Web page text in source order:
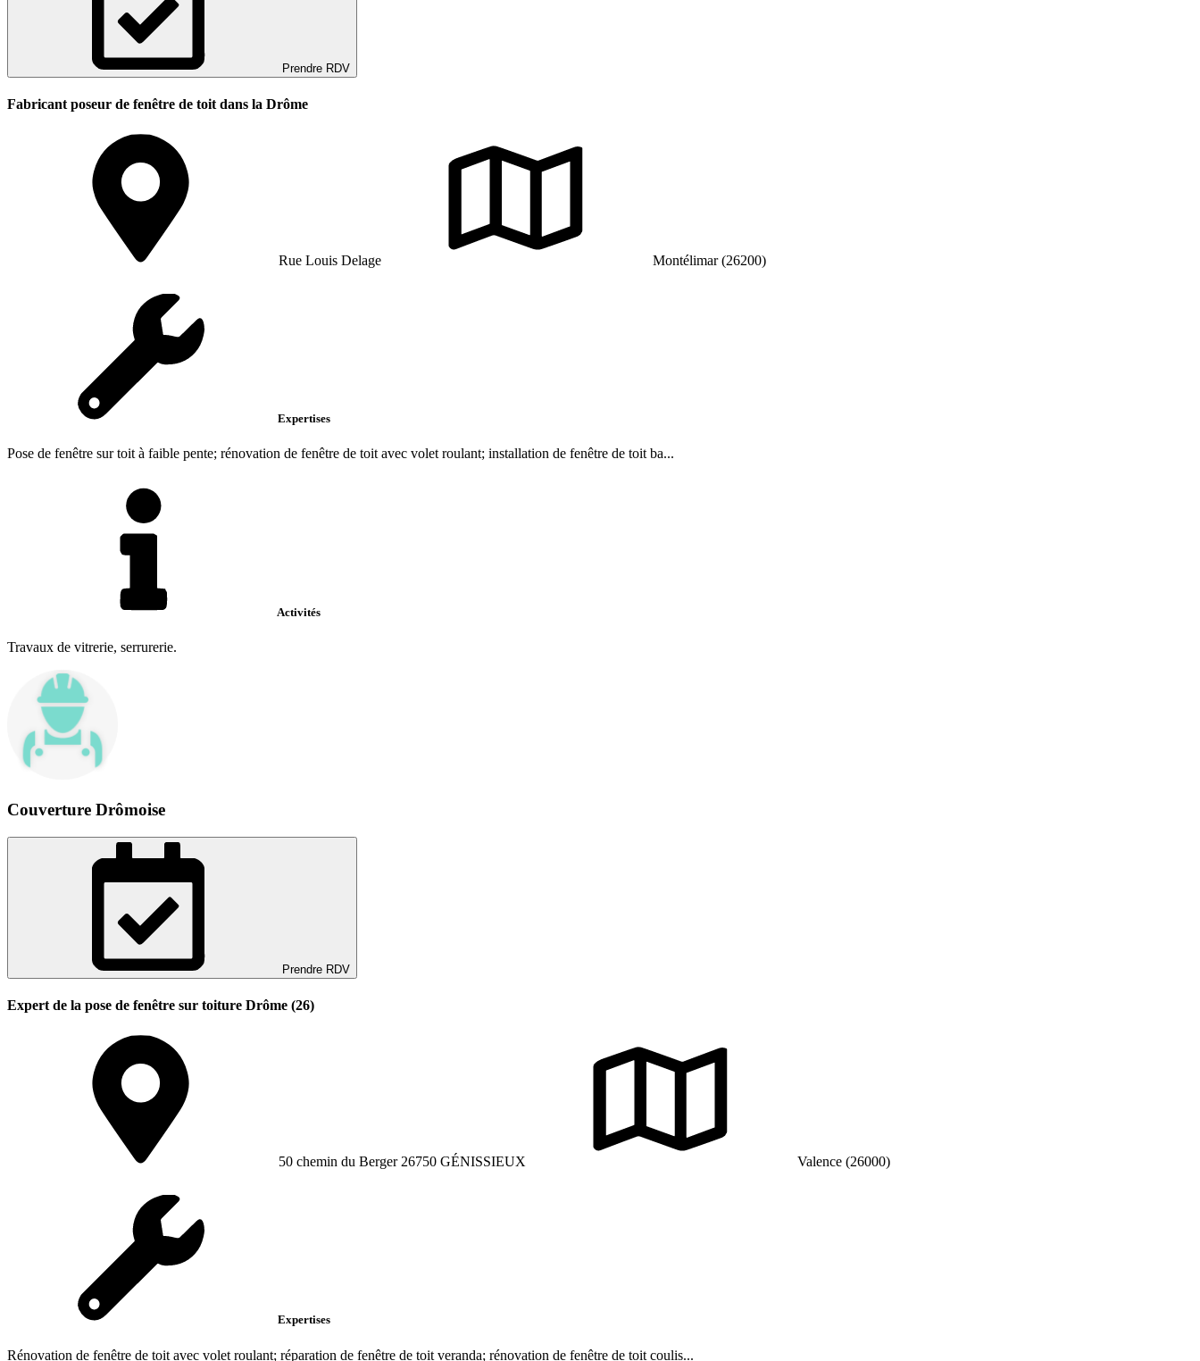
Prendre RDV
Fabricant poseur de fenêtre de toit dans la Drôme
Rue Louis Delage Montélimar (26200)
Expertises
Pose de fenêtre sur toit à faible pente; rénovation de fenêtre de toit avec volet roulant; installation de fenêtre de toit ba...
Activités
Travaux de vitrerie, serrurerie.
Couverture Drômoise
Prendre RDV
Expert de la pose de fenêtre sur toiture Drôme (26)
50 chemin du Berger 26750 GÉNISSIEUX Valence (26000)
Expertises
Rénovation de fenêtre de toit avec volet roulant; réparation de fenêtre de toit veranda; rénovation de fenêtre de toit coulis...